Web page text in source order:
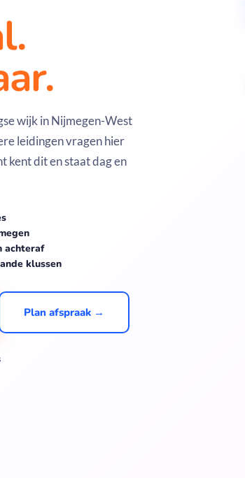
wijk in Nijmegen-West
leidingen vragen hier
kent dit en staat dag en
achteraf
klussen
Plan afspraak →